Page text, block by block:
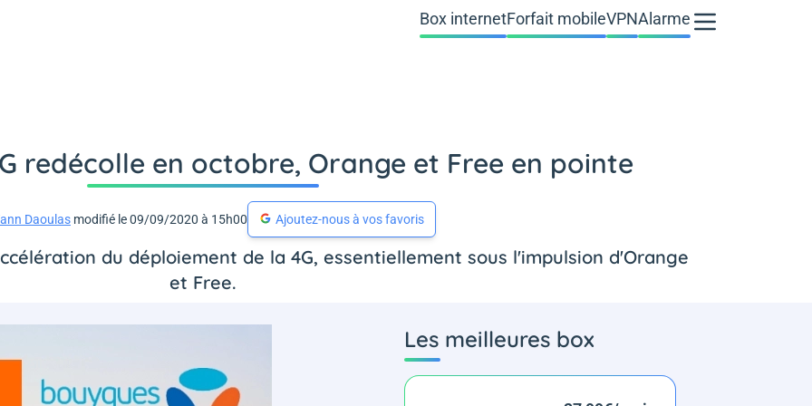
Box internetForfait mobileVPNAlarme
redécolle en octobre, Orange et Free en pointe
Daoulas modifié le 09/09/2020 à 15h00 Ajoutez-nous à vos favoris
du déploiement de la 4G, essentiellement sous l'impulsion d'Orange
et Free.
Les meilleures box